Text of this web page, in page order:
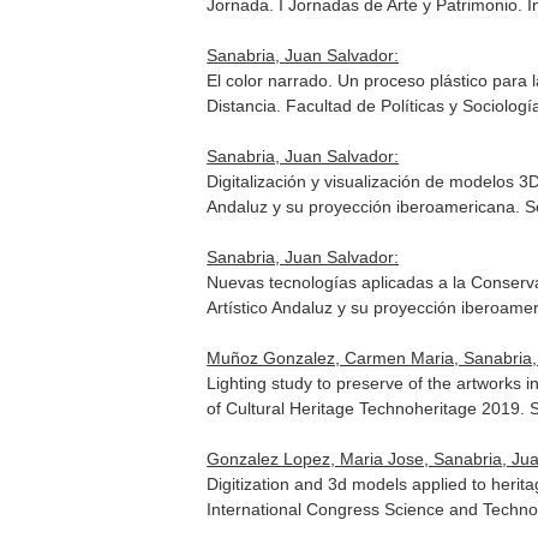
Jornada. I Jornadas de Arte y Patrimonio.
Sanabria, Juan Salvador:
El color narrado. Un proceso plástico
Distancia. Facultad de Políticas y
Sanabria, Juan Salvador:
Digitalización y visualización de modelos
Andaluz y su proyección iberoamericana.
Sanabria, Juan Salvador:
Nuevas tecnologías aplicadas a la
Artístico Andaluz y su proyección
Muñoz Gonzalez, Carmen Maria,
Lighting study to preserve of the artworks
of Cultural Heritage Technoheritage 2019.
Gonzalez Lopez, Maria Jose, Sanabria,
Digitization and 3d models applied to
International Congress Science and